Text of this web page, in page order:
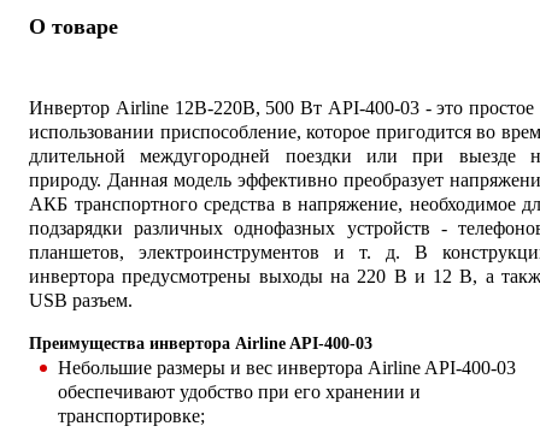
О товаре
Инвертор Airline 12В-220В, 500 Вт API-400-03 - это простое
использовании приспособление, которое пригодится во
длительной междугородней поездки или при выезде
природу. Данная модель эффективно преобразует
АКБ транспортного средства в напряжение, необходимое
подзарядки различных однофазных устройств -
планшетов, электроинструментов и т. д. В
инвертора предусмотрены выходы на 220 В и 12 В, а
USB разъем.
Преимущества инвертора Airline API-400-03
Небольшие размеры и вес инвертора Airline API-400-03
обеспечивают удобство при его хранении и
транспортировке;